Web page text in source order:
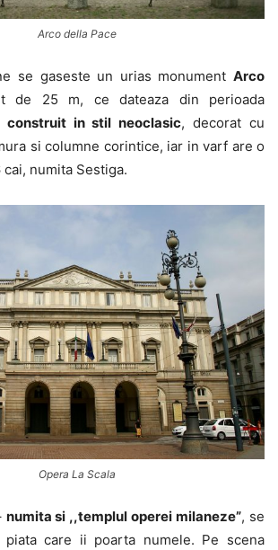
Arco della Pace
se gaseste un urias monument Arco
de 25 m, ce dateaza din perioada
construit in stil neoclasic, decorat cu
si columne corintice, iar in varf are o
numita Sestiga.
Opera La Scala
numita si ,,templul operei milaneze”, se
piata care ii poarta numele. Pe scena